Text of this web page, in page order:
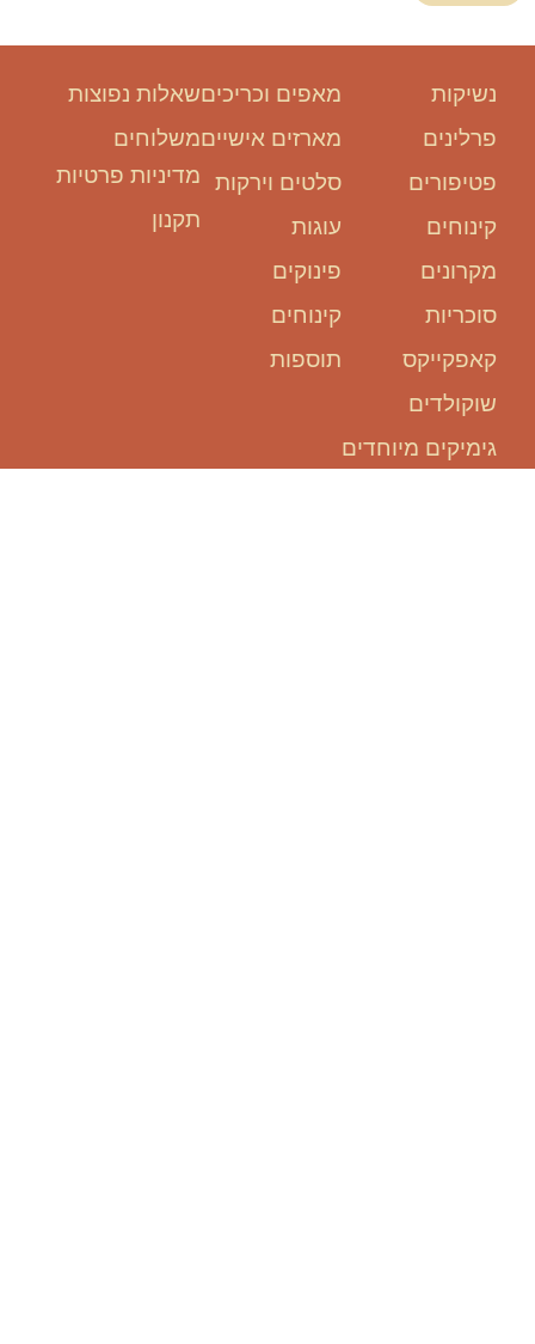
שאלות נפוצות
משלוחים
מדיניות פרטיות
תקנון
נשיקות
פרלינים
פטיפורים
קינוחים
מקרונים
סוכריות
קאפקייקס
שוקולדים
גימיקים מיוחדים
מאפים וכריכים
מארזים אישיים
סלטים וירקות
עוגות
פינוקים
קינוחים
תוספות